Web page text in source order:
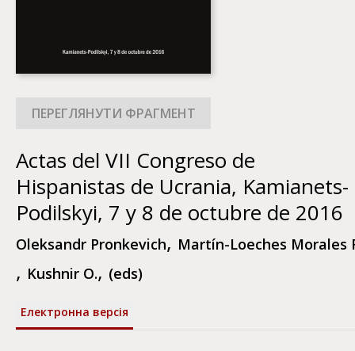
Actas del VII Congreso de
Hispanistas de Ucrania, Kamianets-
Podilskyi, 7 y 8 de octubre de 2016
Oleksandr Pronkevich, Martín-Loeches Morales
, Kushnir O., (eds)
Електронна версія